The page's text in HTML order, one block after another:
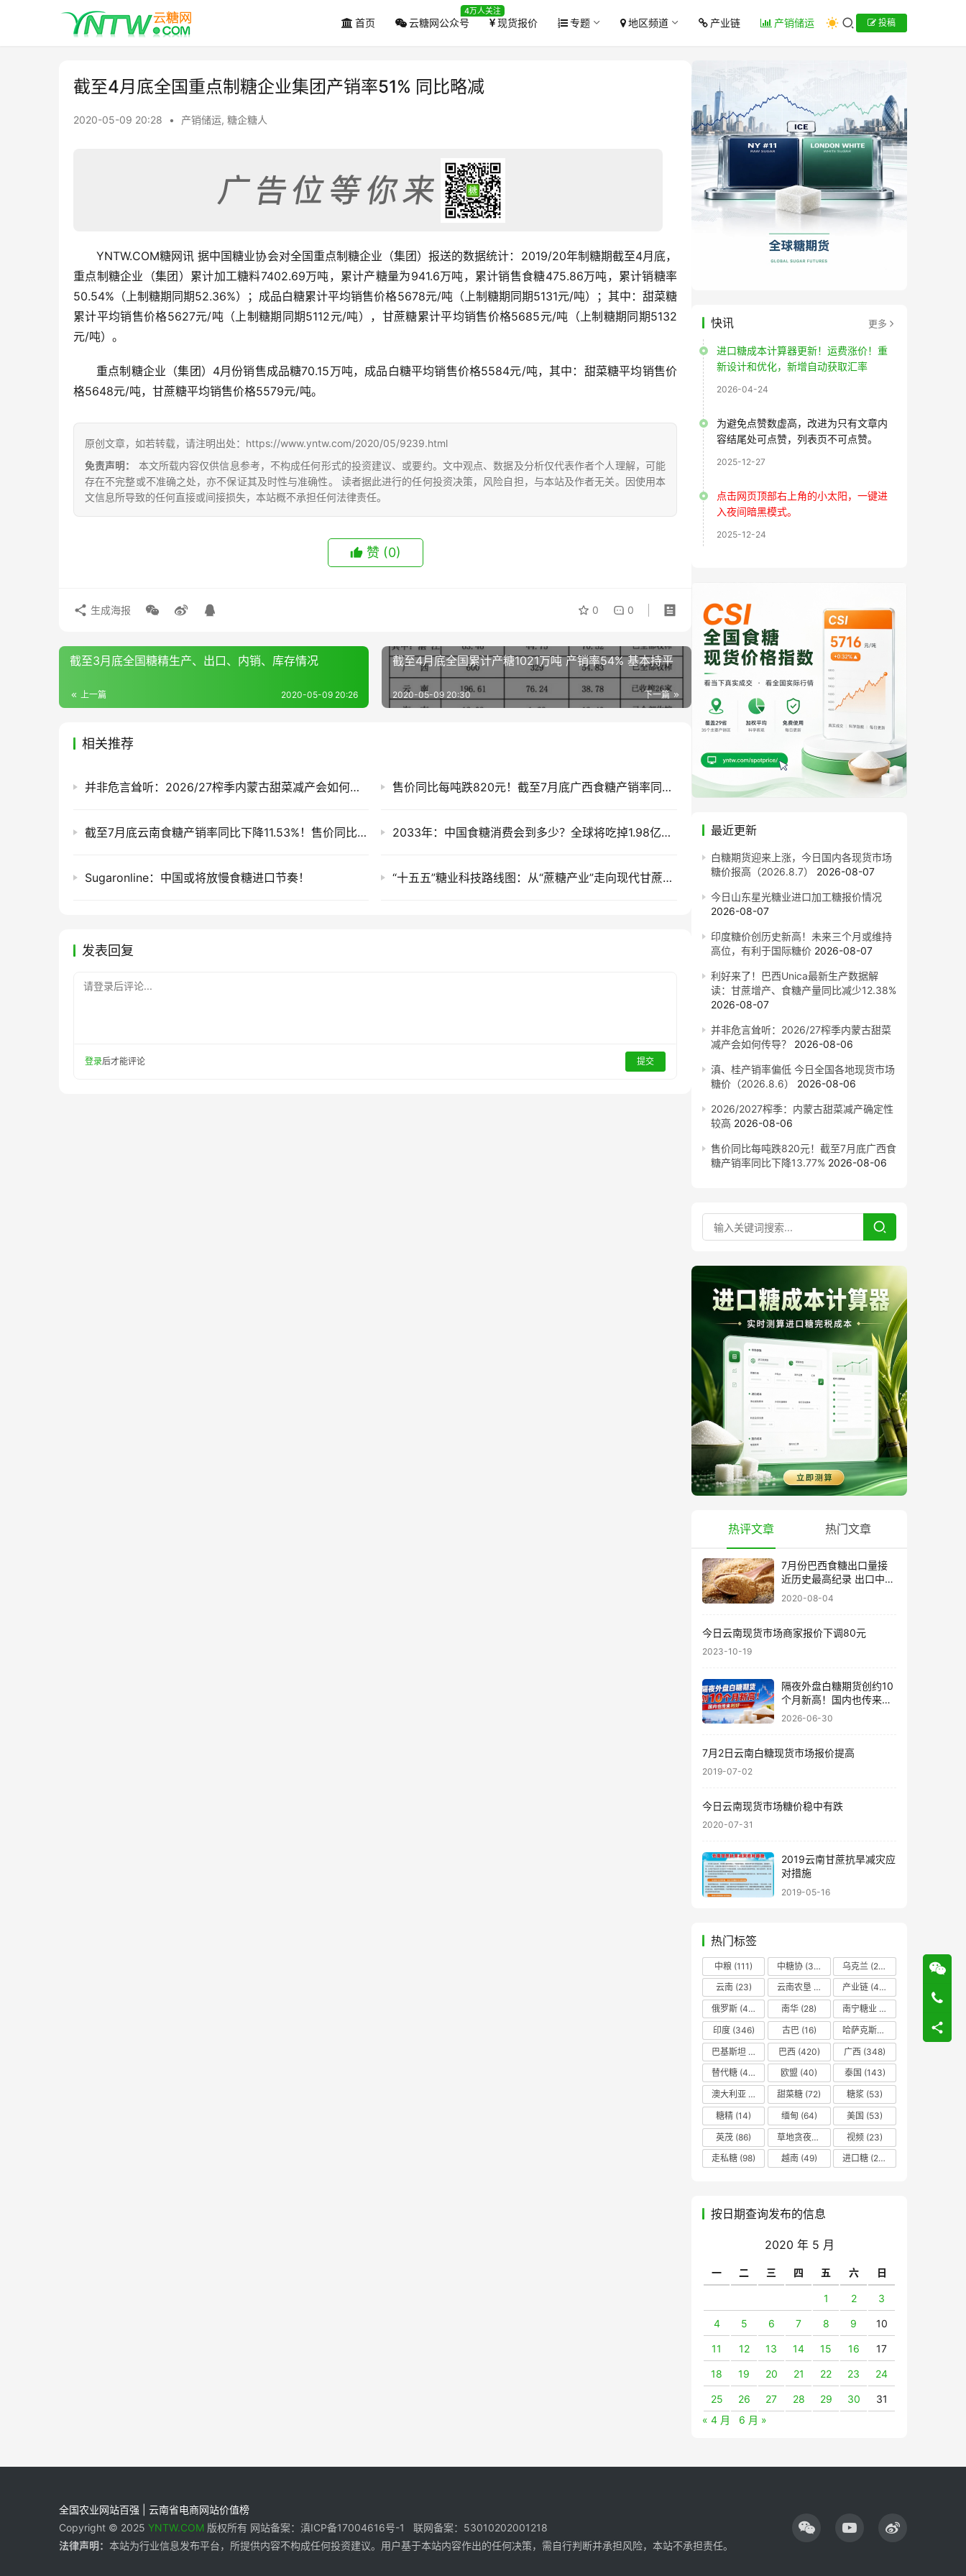
首页 云糖网公众号
4万人关注
现货报价 专题 地区频道 产业链 产销储运 投稿
截至4月底全国重点制糖企业集团产销率51% 同比略减
2020-05-09 20:28 • 产销储运, 糖企糖人
YNTW.COM糖网讯 据中国糖业协会对全国重点制糖企业（集团）报送的数据统计：2019/20年制糖期截至4月底，
重点制糖企业（集团）累计加工糖料7402.69万吨，累计产糖量为941.6万吨，累计销售食糖475.86万吨，累计销糖率
50.54%（上制糖期同期52.36%）；成品白糖累计平均销售价格5678元/吨（上制糖期同期5131元/吨）；其中：甜菜糖
累计平均销售价格5627元/吨（上制糖期同期5112元/吨），甘蔗糖累计平均销售价格5685元/吨（上制糖期同期5132
元/吨）。
重点制糖企业（集团）4月份销售成品糖70.15万吨，成品白糖平均销售价格5584元/吨，其中：甜菜糖平均销售价
格5648元/吨，甘蔗糖平均销售价格5579元/吨。
原创文章，如若转载，请注明出处：https://www.yntw.com/2020/05/9239.html
免责声明：
本文所载内容仅供信息参考，不构成任何形式的投资建议、或要约。文中观点、数据及分析仅代表作者个人理解，可能
存在不完整或不准确之处，亦不保证其及时性与准确性。 读者据此进行的任何投资决策，风险自担，与本站及作者无关。因使用本
文信息所导致的任何直接或间接损失，本站概不承担任何法律责任。
赞 (0)
0 0
生成海报
截至3月底全国糖精生产、出口、内销、库存情况
上一篇 2020-05-09 20:26
截至4月底全国累计产糖1021万吨 产销率54% 基本持平
下一篇
2020-05-09 20:30
相关推荐
并非危言耸听：2026/27榨季内蒙古甜菜减产会如何传导？ 售价同比每吨跌820元！截至7月底广西食糖产销率同比下降13.77%
截至7月底云南食糖产销率同比下降11.53%！售价同比下跌900元/吨 2033年：中国食糖消费会到多少？全球将吃掉1.98亿吨糖，新增需求来自哪里？
Sugaronline：中国或将放慢食糖进口节奏！ “十五五”糖业科技路线图：从“蔗糖产业”走向现代甘蔗产业
发表回复
请登录后评论...
登录后才能评论 提交
快讯 更多
进口糖成本计算器更新！运费涨价！重
新设计和优化，新增自动获取汇率
2026-04-24
为避免点赞数虚高，改进为只有文章内
容结尾处可点赞，列表页不可点赞。
2025-12-27
点击网页顶部右上角的小太阳，一键进
入夜间暗黑模式。
2025-12-24
最近更新
白糖期货迎来上涨，今日国内各现货市场
糖价报高（2026.8.7）
2026-08-07
今日山东星光糖业进口加工糖报价情况
2026-08-07
印度糖价创历史新高！未来三个月或维持
高位，有利于国际糖价 2026-08-07
利好来了！巴西Unica最新生产数据解
读：甘蔗增产、食糖产量同比减少12.38%
2026-08-07
并非危言耸听：2026/27榨季内蒙古甜菜
减产会如何传导？
2026-08-06
滇、桂产销率偏低 今日全国各地现货市场
糖价（2026.8.6）
2026-08-06
2026/2027榨季：内蒙古甜菜减产确定性
较高 2026-08-06
售价同比每吨跌820元！截至7月底广西食
糖产销率同比下降13.77% 2026-08-06
热评文章 热门文章
7月份巴西食糖出口量接
近历史最高纪录 出口中国
超40万吨
2020-08-04
今日云南现货市场商家报价下调80元
2023-10-19
隔夜外盘白糖期货创约10
个月新高！国内也传来利
好……
2026-06-30
7月2日云南白糖现货市场报价提高
2019-07-02
今日云南现货市场糖价稳中有跌
2020-07-31
2019云南甘蔗抗旱减灾应
对措施
2019-05-16
热门标签
中粮 (111) 中糖协 (37) 乌克兰 (20)
云南(23) 云南农垦 产业链 (42)
俄罗斯 (43) 南华 (28) 南宁糖业
印度(346) 古巴(16) 哈萨克斯坦
巴基斯坦
巴西(420) 广西 (348)
替代糖 (48) 欧盟 (40) 泰国 (143)
澳大利亚
甜菜糖 (72) 糖浆 (53)
糖精 (14) 缅甸 (64) 美国 (53)
英茂 (86) 草地贪夜蛾 视频 (23)
走私糖 (98) 越南(49) 进口糖 (236)
按日期查询发布的信息
2020 年 5 月
一 二 三 四 五 六 日
1 2 3
4 5 6 7 8 9 10
11 12 13 14 15 16 17
18 19 20 21 22 23 24
25 26 27 28 29 30
31
« 4 月
6 月 »
全国农业网站百强 | 云南省电商网站价值榜
Copyright © 2025 YNTW.COM 版权所有 网站备案：滇ICP备17004616号-1 联网备案：53010202001218
法律声明： 本站为行业信息发布平台，所提供内容不构成任何投资建议。用户基于本站内容作出的任何决策，需自行判断并承担风险，本站不承担责任。